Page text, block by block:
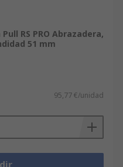
RS PRO Abrazadera,
51 mm
95,77 €/unidad